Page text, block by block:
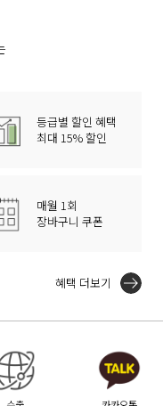
등급별 할인 혜택
최대 15% 할인
매월 1회
장바구니 쿠폰
혜택 더보기